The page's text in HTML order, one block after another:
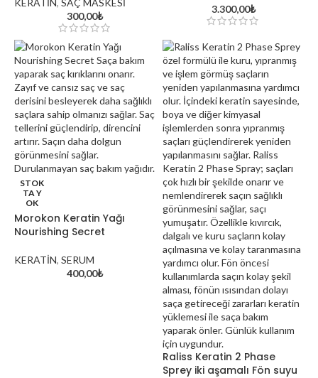
oi hakkında
the World of Cosmetics and
Aynadaki Güzellik Kuaför
Kozmetik Satış Mağazası:
Güzellik Merkezi
300,00₺
3.300,00₺
STOK
TA Y
OK
Morokon Keratin Yağı
Nourishing Secret
KERATİN, SERUM
400,00₺
Raliss Keratin 2 Phase
Sprey iki aşamalı Fön suyu